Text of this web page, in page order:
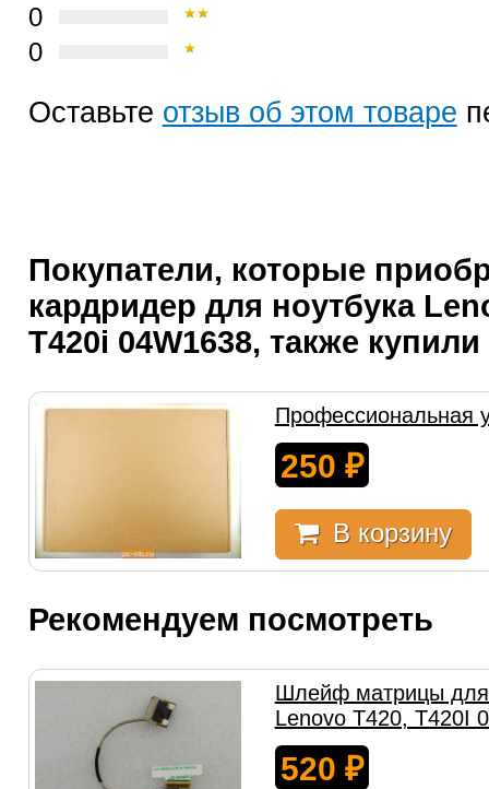
0
0
Оставьте отзыв об этом товаре
Покупатели, которые
кардридер для ноутбука
T420i 04W1638, также купили
Профессиональная
250 ₽
В корзину
Рекомендуем посмотреть
Шлейф матрицы для
Lenovo T420, T420I
520 ₽